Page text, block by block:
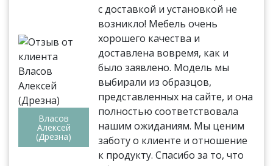
Власов
Алексей
(Дрезна)
с доставкой и установкой не
возникло! Мебель очень
хорошего качества и
доставлена вовремя, как и
было заявлено. Модель мы
выбирали из образцов,
представленных на сайте, и она
полностью соответствовала
нашим ожиданиям. Мы ценим
заботу о клиенте и отношение
к продукту. Спасибо за то, что